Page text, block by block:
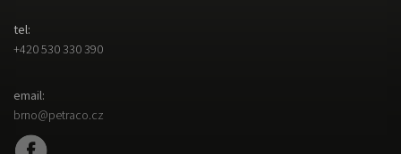
tel:
+420 530 330 390
email:
brno@petraco.cz